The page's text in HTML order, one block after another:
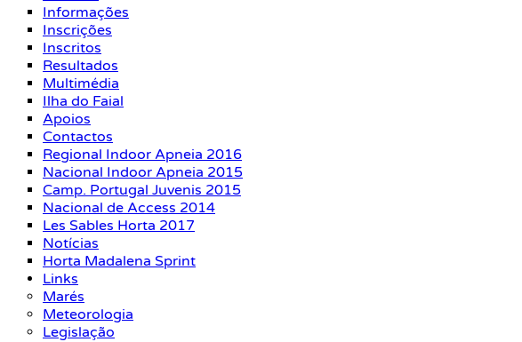
Informações
Inscrições
Inscritos
Resultados
Multimédia
Ilha do Faial
Apoios
Contactos
Regional Indoor Apneia 2016
Nacional Indoor Apneia 2015
Camp. Portugal Juvenis 2015
Nacional de Access 2014
Les Sables Horta 2017
Notícias
Horta Madalena Sprint
Links
Marés
Meteorologia
Legislação